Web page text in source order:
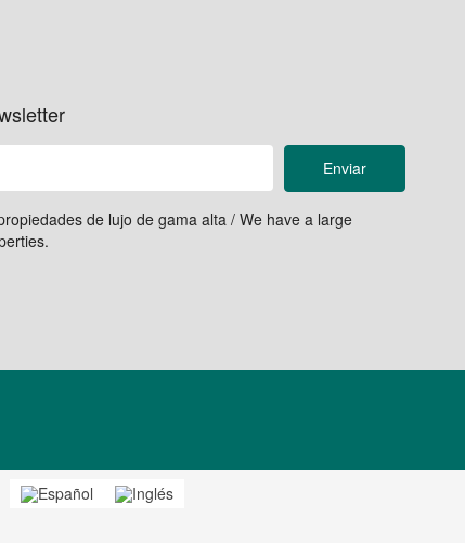
Enviar
de lujo de gama alta / We have a large